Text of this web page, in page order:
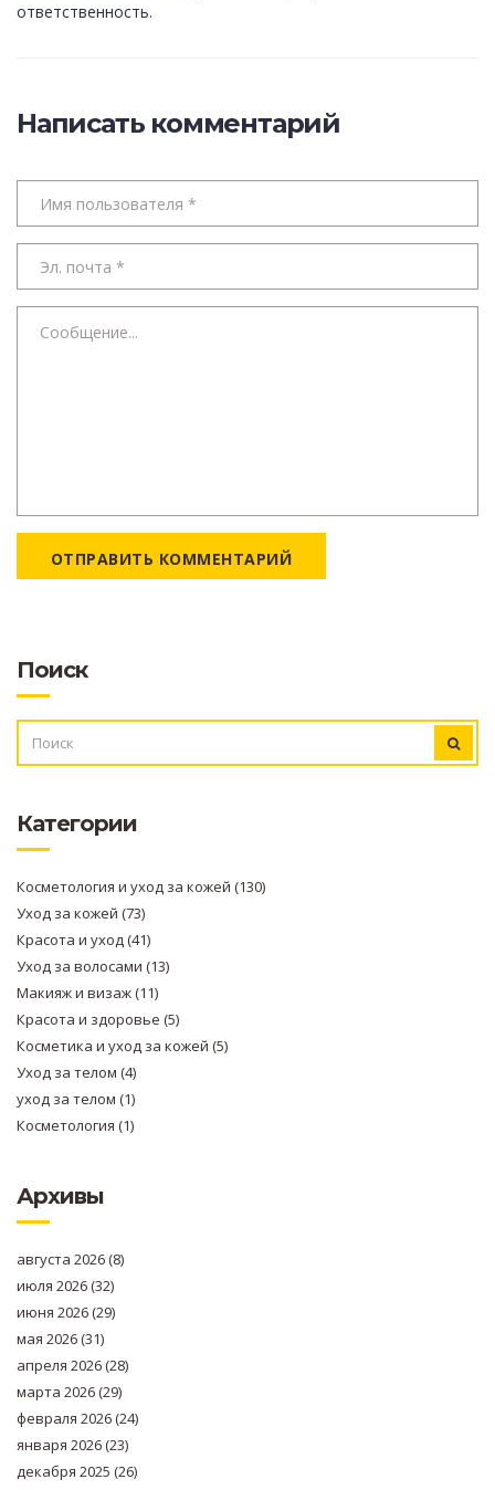
ответственность.
Написать комментарий
ОТПРАВИТЬ КОММЕНТАРИЙ
Поиск
Категории
Косметология и уход за кожей (130)
Уход за кожей (73)
Красота и уход(41)
Уход за волосами (13)
Макияж и визаж(11)
Красота и здоровье (5)
Косметика и уход за кожей (5)
Уход за телом (4)
уход за телом (1)
Косметология (1)
Архивы
августа 2026(8)
июля 2026(32)
июня 2026(29)
мая 2026(31)
апреля 2026(28)
марта 2026(29)
февраля 2026(24)
января 2026(23)
декабря 2025 (26)